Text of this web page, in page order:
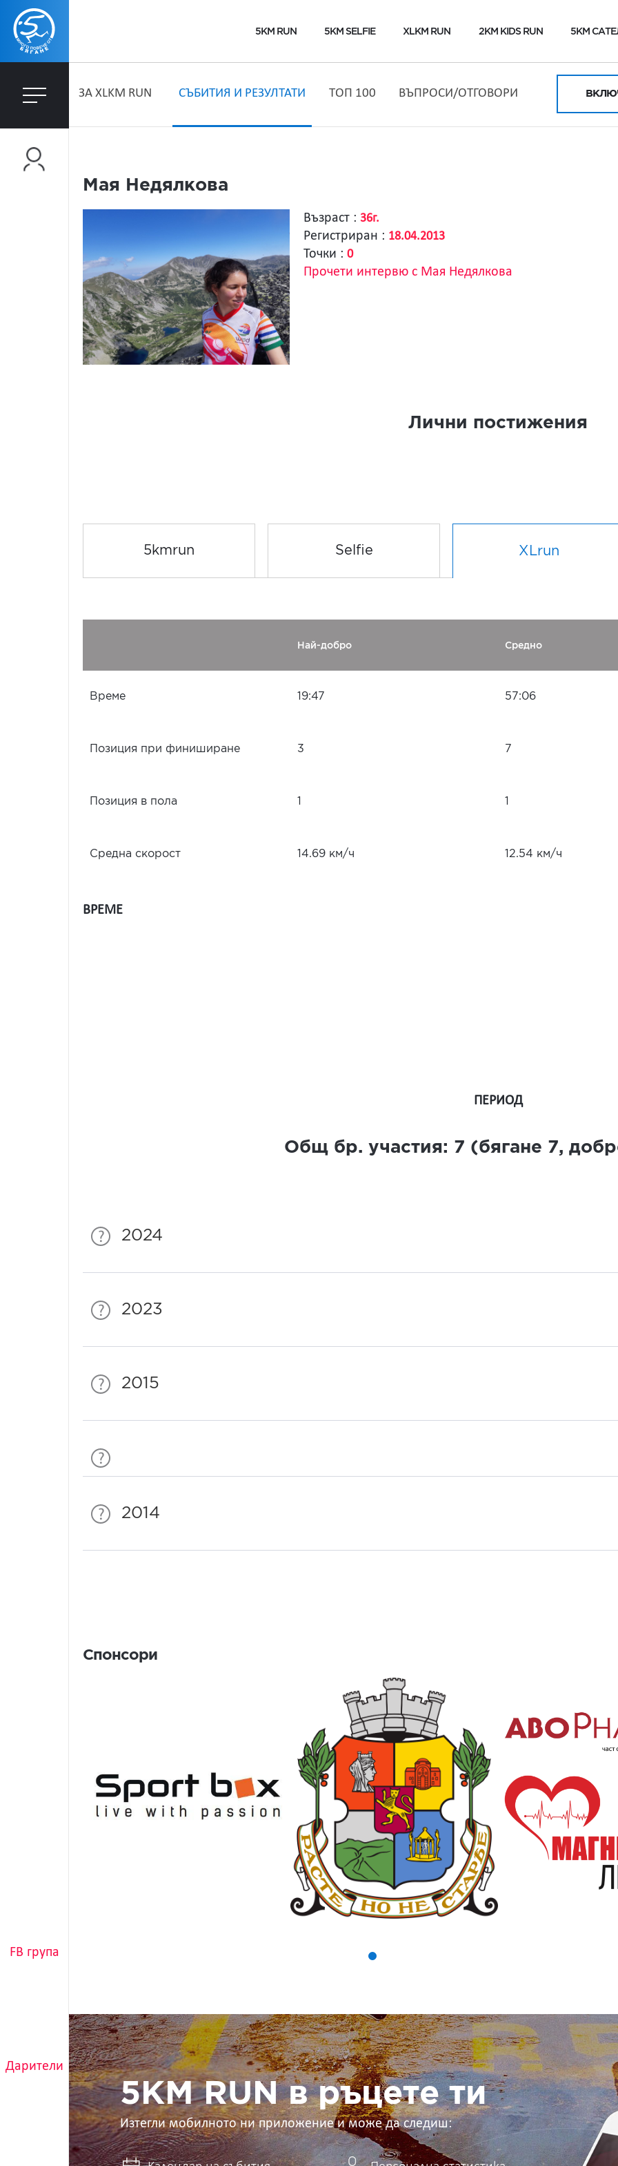
5KM RUN 5KM SELFIE XLKM RUN 2KM KIDS RUN 5KM
FB група
Дарители
ЗA XLKM RUN СЪБИТИЯ И РЕЗУЛТАТИ ТОП 100 ВЪПРОСИ/ОТГОВОРИ
Мая Недялкова
Възраст : 36г.
Регистриран : 18.04.2013
Точки : 0
Прочети интервю с Мая Недялкова
Лични постижения
5kmrun Selfie XLrun
Най-добро Средно
Време 19:47 57:06
Позиция при финиширане 3 7
Позиция в пола
Средна скорост 14.69 км/ч 12.54 км/ч
ВРЕМЕ
ПЕРИОД
Общ бр. участия: 7 (бягане 7,
2024
2023
2015
2014
Спонсори
5KM
RUN
в
ръцете
ти
5KM RUN в ръцете ти
Изтегли мобилното ни приложение и може да следиш: